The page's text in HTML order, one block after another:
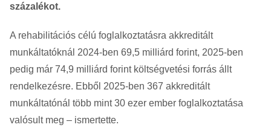
százalékot.
A rehabilitációs célú foglalkoztatásra akkreditált
munkáltatóknál 2024-ben 69,5 milliárd forint, 2025-ben
pedig már 74,9 milliárd forint költségvetési forrás állt
rendelkezésre. Ebből 2025-ben 367 akkreditált
munkáltatónál több mint 30 ezer ember foglalkoztatása
valósult meg – ismertette.